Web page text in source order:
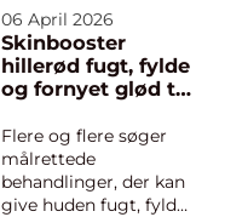
Aalborg har den
klassiske spise fået
nyt liv de seneste år,
hvor flere steder
arbejder målrettet
med kvalitet, lokale
råvarer og moderne
anretning. Når ...
06 April 2026
Skinbooster
hillerød fugt, fylde
og fornyet glød til
Flere og flere søger
målrettede
behandlinger, der kan
give huden fugt, fylde